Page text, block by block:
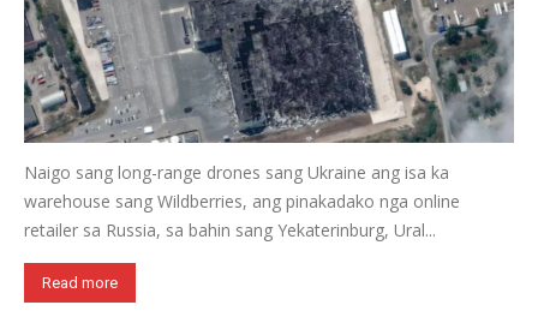
Naigo sang long-range drones sang Ukraine ang isa ka
warehouse sang Wildberries, ang pinakadako nga online
retailer sa Russia, sa bahin sang Yekaterinburg, Ural...
Read more